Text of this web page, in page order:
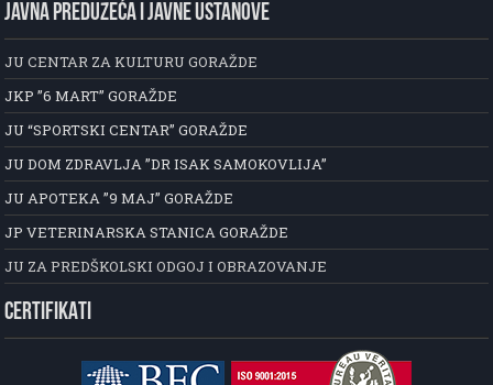
JAVNA PREDUZEĆA I JAVNE USTANOVE
JU CENTAR ZA KULTURU GORAŽDE
JKP ”6 MART” GORAŽDE
JU “SPORTSKI CENTAR” GORAŽDE
JU DOM ZDRAVLJA ”DR ISAK SAMOKOVLIJA”
JU APOTEKA ”9 MAJ” GORAŽDE
JP VETERINARSKA STANICA GORAŽDE
JU ZA PREDŠKOLSKI ODGOJ I OBRAZOVANJE
CERTIFIKATI